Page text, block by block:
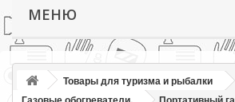
МЕНЮ
Товары для туризма и рыбалки